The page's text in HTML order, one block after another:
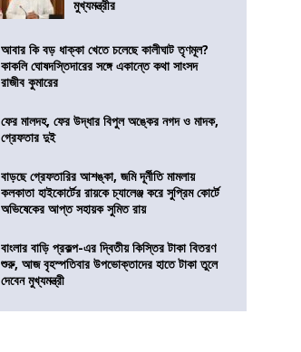
মুখ্যমন্ত্রীর
আবার কি বড় ধাক্কা খেতে চলেছে কালীঘাট তৃণমূল?
কাকলি ঘোষদস্তিদারের সঙ্গে একান্তে কথা সাংসদ
রাজীব কুমারের
ফের মালদহ, ফের উদ্ধার বিপুল অঙ্কের নগদ ও মাদক,
গ্রেফতার দুই
বাড়ছে গ্রেফতারির আশঙ্কা, জমি দূর্নীতি মামলায়
কলকাতা হাইকোর্টের রায়কে চ্যালেঞ্জ করে সুপ্রিম কোর্টে
অভিষেকের আপ্ত সহায়ক সুমিত রায়
বাংলার বাড়ি প্রকল্প-এর দ্বিতীয় কিস্তির টাকা বিতরণ
শুরু, আজ বৃহস্পতিবার উপভোক্তাদের হাতে টাকা তুলে
দেবেন মুখ্যমন্ত্রী